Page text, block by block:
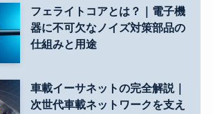
フェライトコアとは？｜電子機
器に不可欠なノイズ対策部品の
仕組みと用途
車載イーサネットの完全解説｜
次世代車載ネットワークを支え